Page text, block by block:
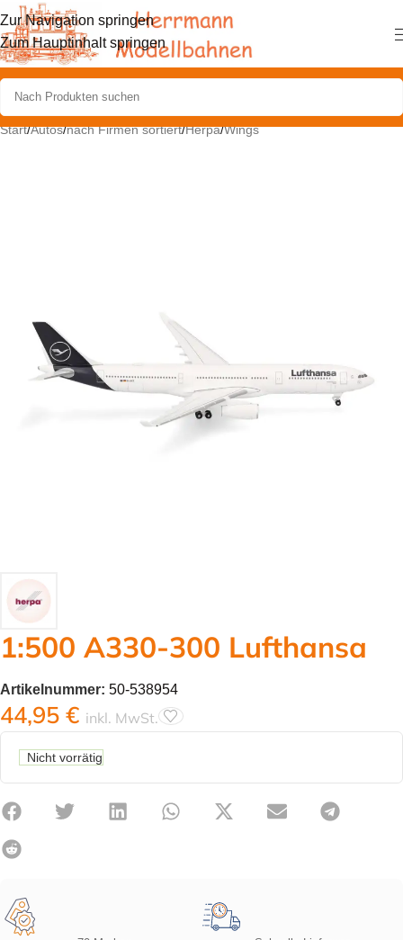
Zur Navigation springen
Zum Hauptinhalt springen
Start/Autos/nach Firmen sortiert/Herpa/Wings
1:500 A330-300 Lufthansa
Artikelnummer: 50-538954
44,95 € inkl. MwSt.
Nicht vorrätig